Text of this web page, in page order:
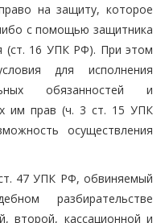
на защиту, которое
с помощью защитника
(ст. 16 УПК РФ). При этом
для исполнения
обязанностей и
им прав (ч. 3 ст. 15 УПК
осуществления
47 УПК РФ, обвиняемый
разбирательстве
второй, кассационной и